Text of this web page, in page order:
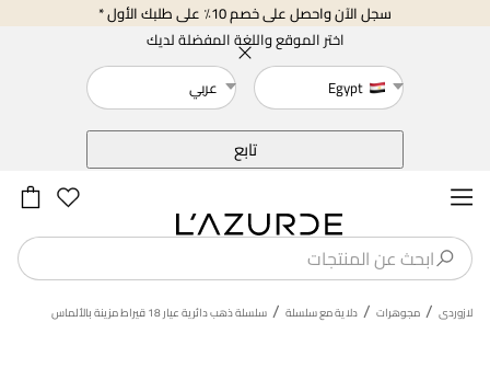
سجل الآن واحصل على خصم 10٪ على طلبك الأول *
اختر الموقع واللغة المفضلة لديك
Egypt
عربي
تابع
لازوردى / مجوهرات / دلاية مع سلسلة / سلسلة ذهب دائرية عيار 18 قيراط مزينة بالألماس